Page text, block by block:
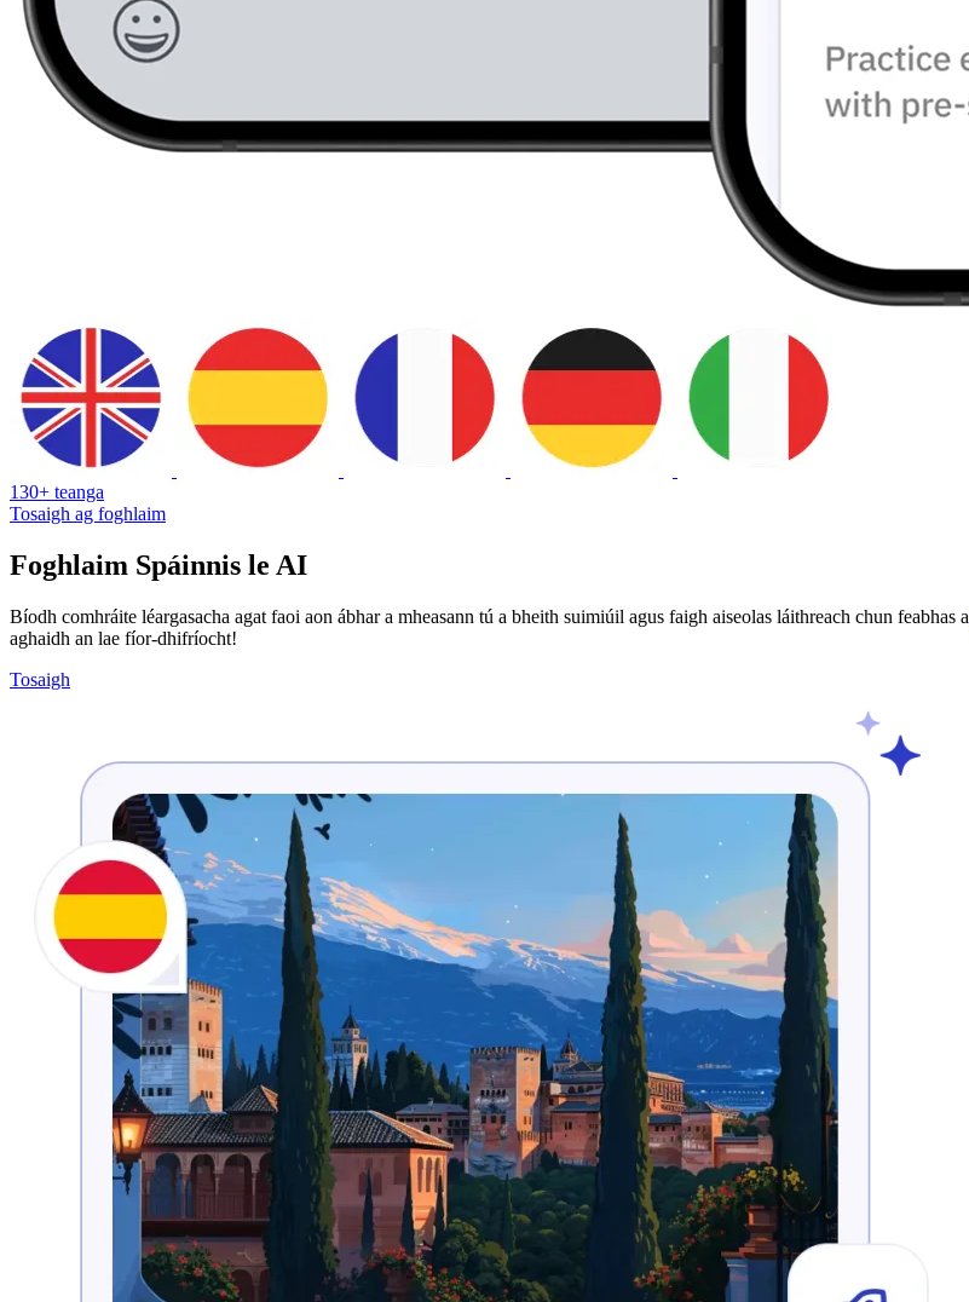
130+ teanga
Tosaigh ag foghlaim
Foghlaim Spáinnis le AI
Bíodh comhráite léargasacha agat faoi aon ábhar a mheasann tú a bheith suimiúil agus faigh aiseolas láithreach chun feabhas a
aghaidh an lae fíor-dhifríocht!
Tosaigh